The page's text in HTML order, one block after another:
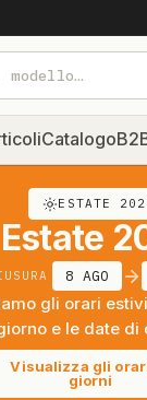
Catalogo
ESTATE
Estate
8 AGO
gli orari
e le date di
Visualizza gli
giorni